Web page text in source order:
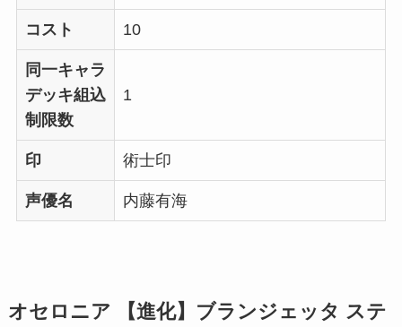
コスト 10
同一キャラ
デッキ組込
制限数
1
印 術士印
声優名 内藤有海
オセロニア 【進化】ブランジェッタ ステ